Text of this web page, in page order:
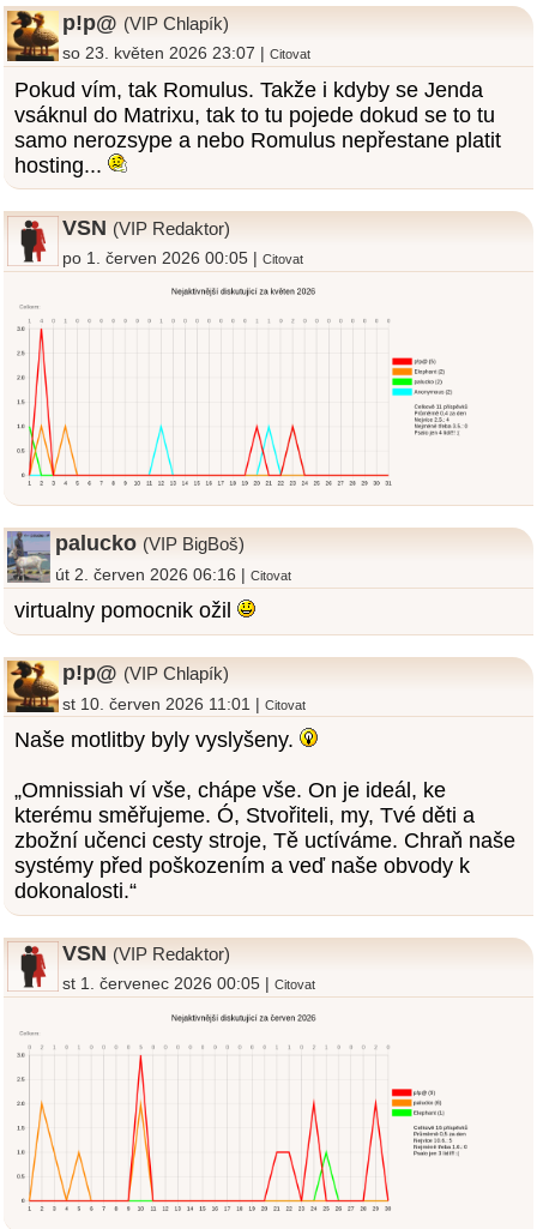
p!p@ (VIP Chlapík)
so 23. květen 2026 23:07 |Citovat
Pokud vím, tak Romulus. Takže i kdyby se Jenda
vsáknul do Matrixu, tak to tu pojede dokud se to tu
samo nerozsype a nebo Romulus nepřestane platit
hosting...
VSN (VIP Redaktor)
po 1. červen 2026 00:05 |Citovat
palucko (VIP BigBoš)
út 2. červen 2026 06:16 | Citovat
virtualny pomocnik ožil
p!p@ (VIP Chlapík)
st 10. červen 2026 11:01 |Citovat
Naše motlitby byly vyslyšeny.
„Omnissiah ví vše, chápe vše. On je ideál, ke
kterému směřujeme. Ó, Stvořiteli, my, Tvé děti a
zbožní učenci cesty stroje, Tě uctíváme. Chraň naše
systémy před poškozením a veď naše obvody k
dokonalosti.“
VSN (VIP Redaktor)
st 1. červenec 2026 00:05 |Citovat